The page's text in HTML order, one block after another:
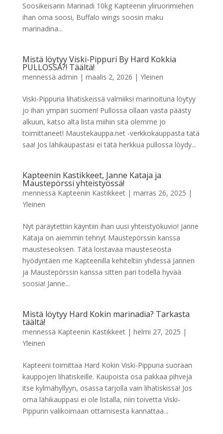
Soosikeisarin Marinadi 10kg Kapteenin yliruorimiehen
ihan oma soosi, Buffalo wings soosin maku
marinadina...
Mistä löytyy Viski-Pippuri By Hard Kokkia
PULLOSSA?! Täältä!
mennessä admin | maalis 2, 2026 | Yleinen
Viski-Pippuria lihatiskeissä valmiiksi marinoituna löytyy
jo ihan ympäri suomen! Pullossa ollaan vasta päästy
alkuun, katso alta lista miihin sitä olemme jo
toimittaneet! Maustekauppa.net -verkkokauppasta tätä
saa! Jos lähikaupastasi ei tätä herkkua pullossa löydy...
Kapteenin Kastikkeet, Janne Kataja ja
Maustepörssi yhteistyössä!
mennessä Kapteenin Kastikkeet| marras 26, 2025 |
Yleinen
Nyt päräytettiin käyntiin ihan uusi yhteistyökuvio! Janne
Kataja on aiemmin tehnyt Maustepörssin kanssa
mausteseoksen. Tätä loistavaa mausteseosta
hyödyntäen me Kapteenilla kehiteltiin yhdessä Jannen
ja Maustepörssin kanssa sitten pari todella hyvää
soosia! Janne...
Mistä löytyy Hard Kokin marinadia? Tarkasta
täältä!
mennessä Kapteenin Kastikkeet| helmi 27, 2025 |
Yleinen
Kapteeni toimittaa Hard Kokin Viski-Pippuria suoraan
kauppojen lihatiskeille. Kaupoista osa pakkaa pihvejä
itse kylmähyllyyn, osassa tarjolla vain lihatiskissä! Jos
oma lähikauppasi ei ole listalla, niin toivetta Viski-
Pippurin valikoimaan ottamisesta kannattaa...